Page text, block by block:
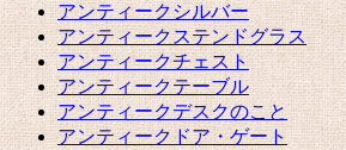
アンティークシルバー
アンティークステンドグラス
アンティークチェスト
アンティークテーブル
アンティークデスクのこと
アンティークドア・ゲート